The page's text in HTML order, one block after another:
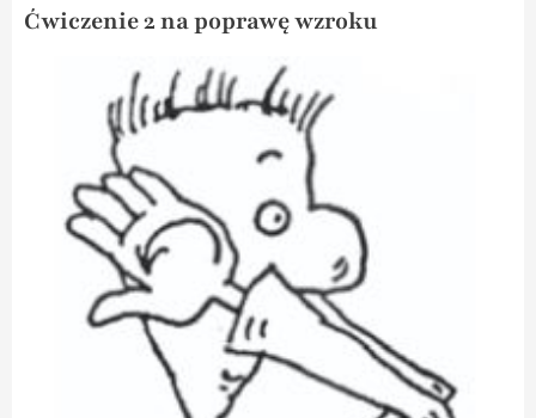
Ćwiczenie 2 na poprawę wzroku